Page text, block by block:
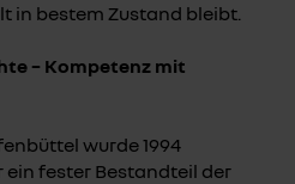
in bestem Zustand bleibt.
– Kompetenz mit
wurde 1994
fester Bestandteil der